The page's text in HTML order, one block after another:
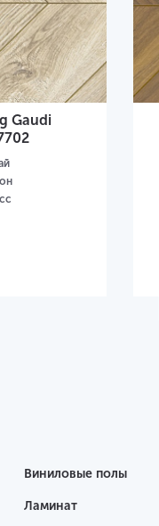
Gaudi
Виниловые полы
Ламинат